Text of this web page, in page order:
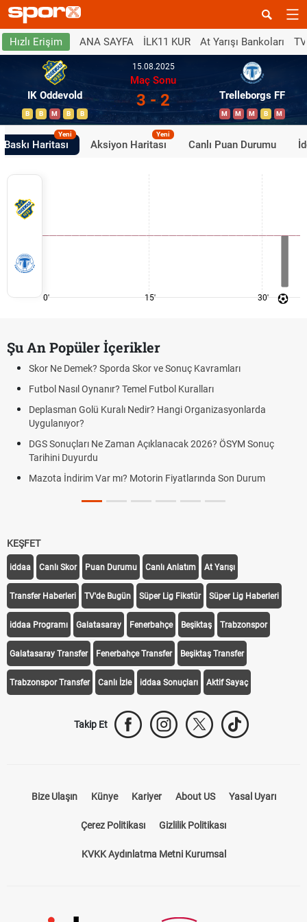
Hızlı Erişim ANA SAYFA İLK11 KUR At Yarışı Bankoları
IK Oddevold
B B M B B
15.08.2025
Maç Sonu
3 - 2 Trelleborgs FF
M M M B M
Baskı Haritası
Yeni
Aksiyon Haritası
Yeni
Canlı Puan Durumu
0' 15' 30'
Şu An Popüler İçerikler
Skor Ne Demek? Sporda Skor ve Sonuç Kavramları
Futbol Nasıl Oynanır? Temel Futbol Kuralları
Deplasman Golü Kuralı Nedir? Hangi Organizasyonlarda
Uygulanıyor?
DGS Sonuçları Ne Zaman Açıklanacak 2026? ÖSYM Sonuç
Tarihini Duyurdu
Mazota İndirim Var mı? Motorin Fiyatlarında Son Durum
KEŞFET
iddaa Canlı Skor Puan Durumu Canlı Anlatım At Yarışı
Transfer Haberleri TV'de Bugün Süper Lig Fikstür Süper Lig Haberleri
iddaa Programı Galatasaray Fenerbahçe Beşiktaş Trabzonspor
Galatasaray Transfer Fenerbahçe Transfer Beşiktaş Transfer
Trabzonspor Transfer Canlı İzle iddaa Sonuçları Aktif Sayaç
Takip Et
Bize Ulaşın Künye Kariyer About US Yasal Uyarı
Çerez Politikası Gizlilik Politikası
KVKK Aydınlatma Metni Kurumsal